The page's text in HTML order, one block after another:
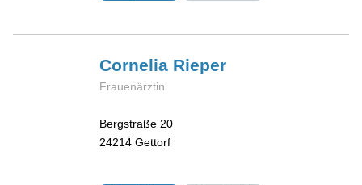
Cornelia Rieper
Frauenärztin
Bergstraße 20
24214 Gettorf